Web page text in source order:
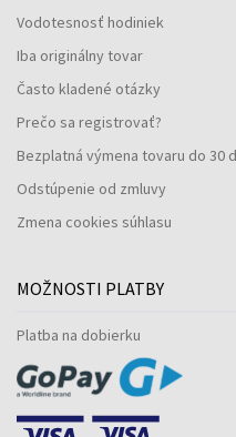
Vodotesnosť hodiniek
Iba originálny tovar
Často kladené otázky
Prečo sa registrovať?
Bezplatná výmena tovaru do 30
Odstúpenie od zmluvy
Zmena cookies súhlasu
MOŽNOSTI PLATBY
Platba na dobierku